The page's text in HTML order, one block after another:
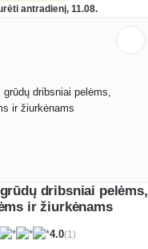
antradienį, 11.08.
dribsniai pelėms,
ir žiurkėnams
4.0(1)